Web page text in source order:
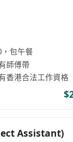
包午餐
師傅帶
香港合法工作資格
Assistant)